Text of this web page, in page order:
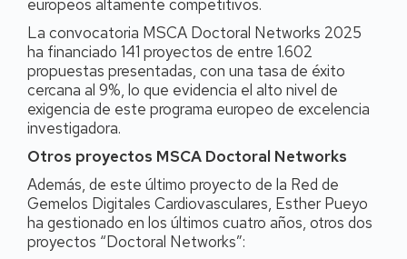
europeos altamente competitivos.
La convocatoria MSCA Doctoral Networks 2025
ha financiado 141 proyectos de entre 1.602
propuestas presentadas, con una tasa de éxito
cercana al 9%, lo que evidencia el alto nivel de
exigencia de este programa europeo de excelencia
investigadora.
Otros proyectos MSCA Doctoral Networks
Además, de este último proyecto de la Red de
Gemelos Digitales Cardiovasculares, Esther Pueyo
ha gestionado en los últimos cuatro años, otros dos
proyectos “Doctoral Networks”: